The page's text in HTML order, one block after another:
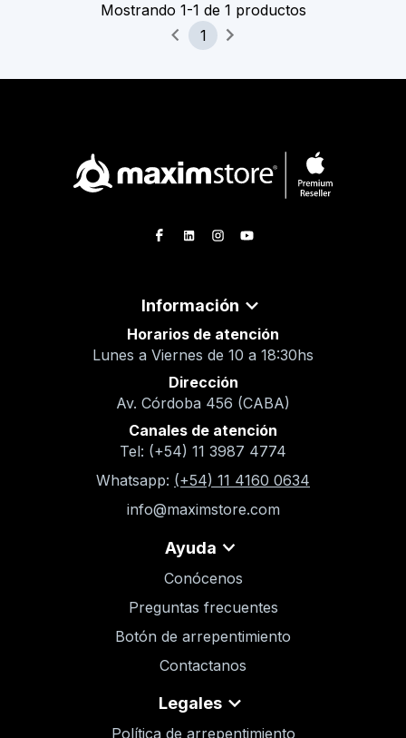
Mostrando 1-1 de 1 productos
1
Información
Horarios de atención
Lunes a Viernes de 10 a 18:30hs
Dirección
Av. Córdoba 456 (CABA)
Canales de atención
Tel: (+54) 11 3987 4774
Whatsapp: (+54) 11 4160 0634
info@maximstore.com
Ayuda
Conócenos
Preguntas frecuentes
Botón de arrepentimiento
Contactanos
Legales
Política de arrepentimiento